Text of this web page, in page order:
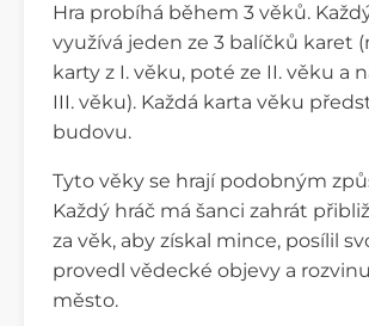
Hra probíhá během 3 věků.
využívá jeden ze 3 balíčků karet
karty z I. věku, poté ze II. věku a
III. věku). Každá karta věku
budovu.
Tyto věky se hrají podobným
Každý hráč má šanci zahrát
za věk, aby získal mince, posílil
provedl vědecké objevy a
město.